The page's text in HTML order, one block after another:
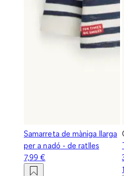
Samarreta de màniga llarga
per a nadó - de ratlles
7,99 €